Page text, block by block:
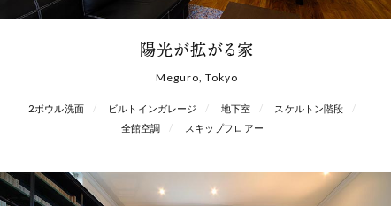
陽光が拡がる家
Meguro, Tokyo
2ボウル洗面 ビルトインガレージ 地下室
スケルトン階段
全館空調
スキップフロアー